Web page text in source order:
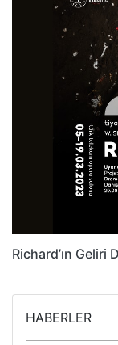
Richard’ın Geliri
HABERLER